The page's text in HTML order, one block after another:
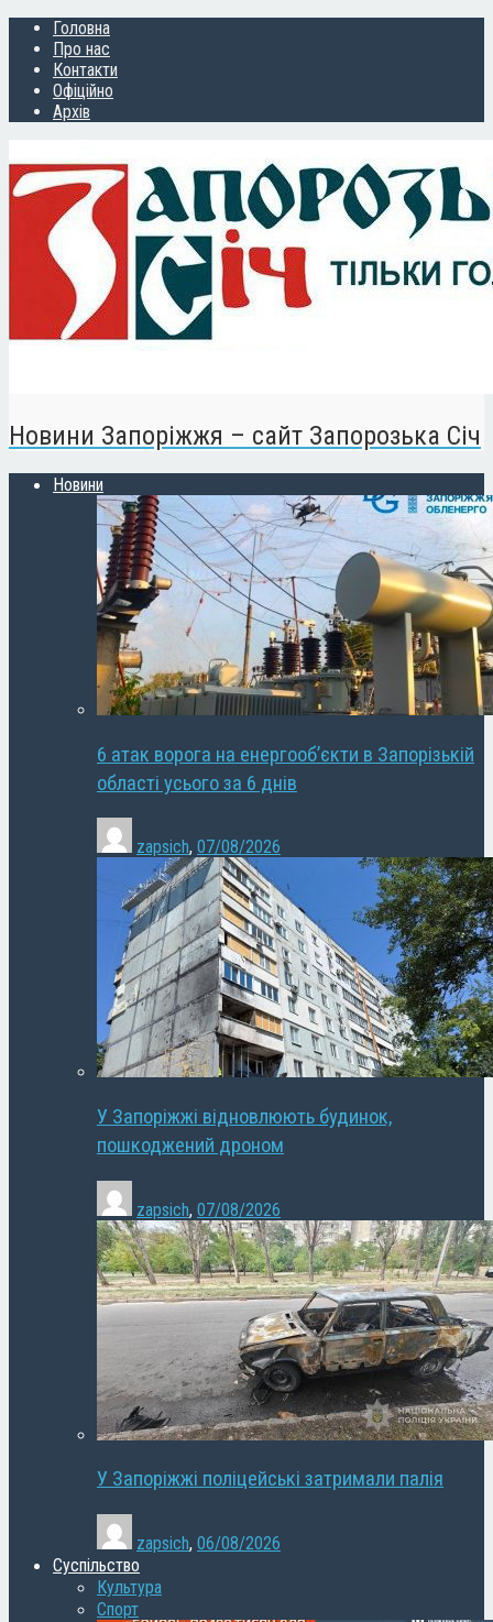
Головна
Про нас
Контакти
Офіційно
Архів
Новини Запоріжжя – сайт Запорозька Січ
Новини
6 атак ворога на енергооб’єкти в Запорізькій
області усього за 6 днів
zapsich, 07/08/2026
У Запоріжжі відновлюють будинок,
пошкоджений дроном
zapsich, 07/08/2026
У Запоріжжі поліцейські затримали палія
zapsich, 06/08/2026
Суспільство
Культура
Спорт